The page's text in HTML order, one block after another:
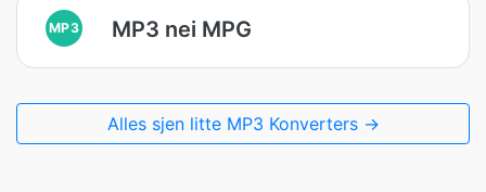
MP3 MP3 nei MPG
Alles sjen litte MP3 Konverters →